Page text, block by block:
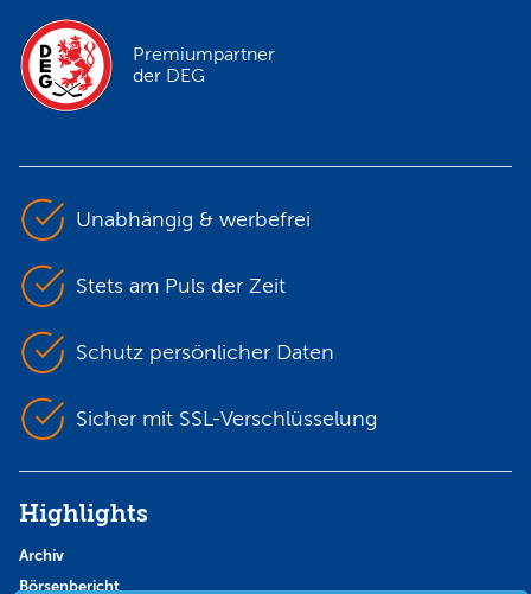
Premiumpartner
der DEG
Unabhängig & werbefrei
Stets am Puls der Zeit
Schutz persönlicher Daten
Sicher mit SSL-Verschlüsselung
Highlights
Archiv
Börsenbericht